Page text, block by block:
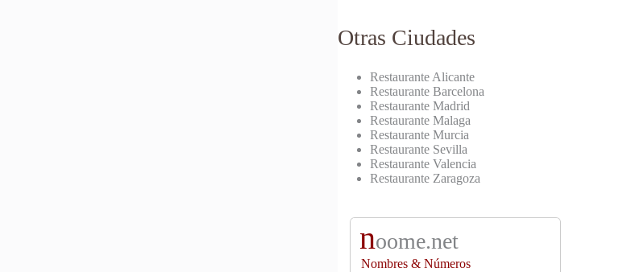
Otras Ciudades
Restaurante Alicante
Restaurante Barcelona
Restaurante Madrid
Restaurante Malaga
Restaurante Murcia
Restaurante Sevilla
Restaurante Valencia
Restaurante Zaragoza
noome.net
Nombres & Números